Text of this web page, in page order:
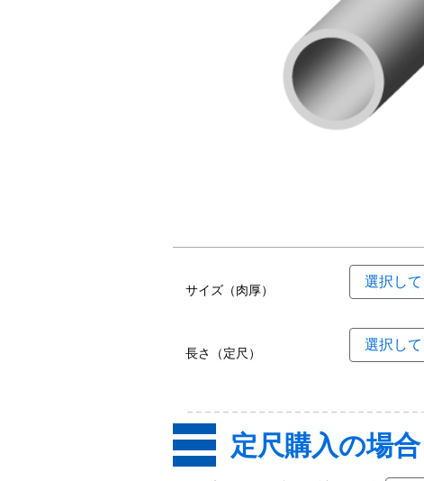
サイズ（肉厚）
長さ（定尺）
定尺購入の場合